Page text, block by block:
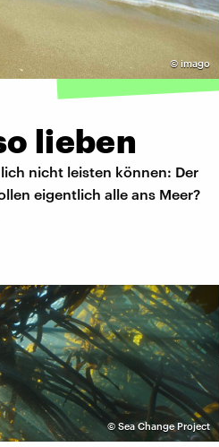
© imago
lieben
nicht leisten können: Der
eigentlich alle ans Meer?
© Sea Change Project